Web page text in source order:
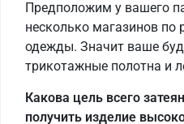
Предположим у вашего
несколько магазинов по
одежды. Значит ваше
трикотажные полотна и
Какова цель всего
получить изделие